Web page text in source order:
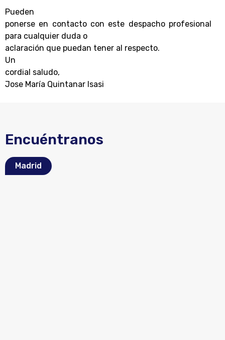
Pueden
ponerse en contacto con este despacho profesional
para cualquier duda o
aclaración que puedan tener al respecto.
Un
cordial saludo,
Jose María Quintanar Isasi
Encuéntranos
Madrid